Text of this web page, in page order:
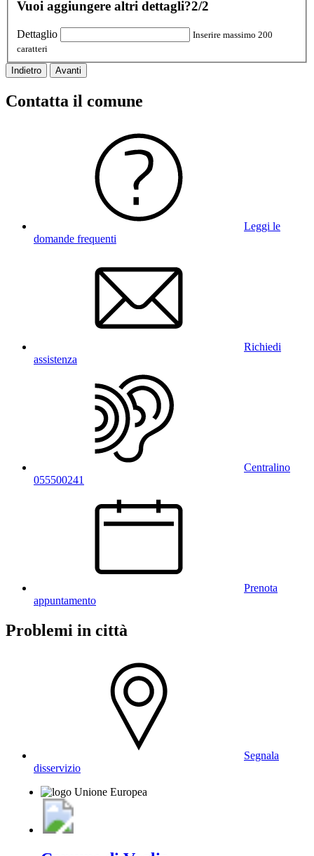
Vuoi aggiungere altri dettagli?2/2
Dettaglio
Inserire massimo 200
caratteri
Indietro Avanti
Contatta il comune
Leggi le
domande frequenti
Richiedi
assistenza
Centralino
055500241
Prenota
appuntamento
Problemi in città
Segnala
disservizio